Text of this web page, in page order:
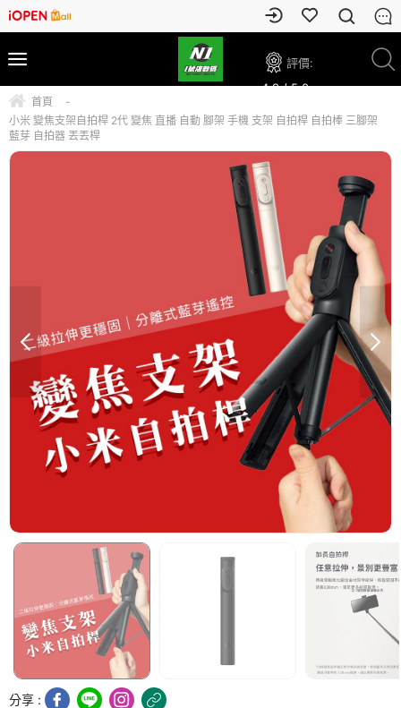
評價:
4.9 / 5.0
首頁
-
小米 變焦支架自拍桿 2代 變焦 直播 自動 腳架 手機 支架 自拍桿 自拍棒 三腳架
藍芽 自拍器 丟丟桿
分享 :